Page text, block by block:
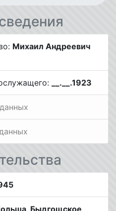
Михаил Андреевич
__.__.1923
Быдгощское